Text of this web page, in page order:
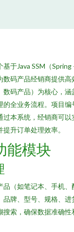
于Java SSM（
数码产品经销商提供
数码产品）为核心，
全业务流程。项目
过本系统，经销商可
升订单处理效率。
能模块
品（如笔记本、手机
品牌、型号、规格、
索，确保数据准确性